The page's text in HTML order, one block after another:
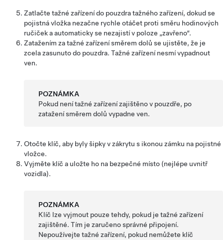
Zatlačte tažné zařízení do pouzdra tažného zařízení, dokud se
pojistná vložka nezačne rychle otáčet proti směru hodinových
ručiček a automaticky se nezajistí v poloze „zavřeno“.
Zatažením za tažné zařízení směrem dolů se ujistěte, že je
zcela zasunuto do pouzdra. Tažné zařízení nesmí vypadnout
ven.
POZNÁMKA
Pokud není tažné zařízení zajištěno v pouzdře, po
zatažení směrem dolů vypadne ven.
Otočte klíč, aby byly šipky v zákrytu s ikonou zámku na pojistné
vložce.
Vyjměte klíč a uložte ho na bezpečné místo (nejlépe uvnitř
vozidla).
POZNÁMKA
Klíč lze vyjmout pouze tehdy, pokud je tažné zařízení
zajištěné. Tím je zaručeno správné připojení.
Nepoužívejte tažné zařízení, pokud nemůžete klíč